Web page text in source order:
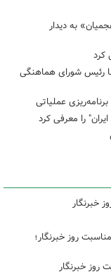
به دیدار
کرد
رئیس شورای هماهنگی
عملیاتی
را معرفی کرد
خبرنگار
روز خبرنگار؛
روز خبرنگار